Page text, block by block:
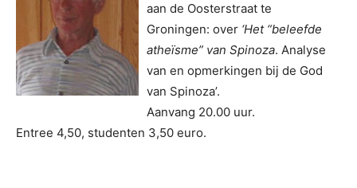
aan de Oosterstraat te
Groningen: over ‘Het “beleefde
atheïsme” van Spinoza. Analyse
van en opmerkingen bij de God
van Spinoza’.
Aanvang 20.00 uur.
Entree 4,50, studenten 3,50 euro.